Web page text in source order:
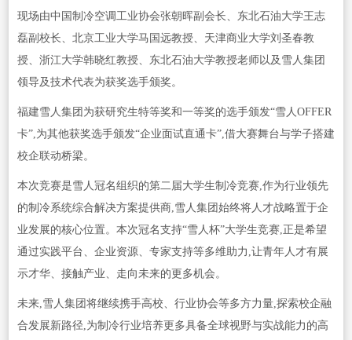
现场由中国制冷空调工业协会张朝晖副会长、东北石油大学王志
磊副校长、北京工业大学马国远教授、天津商业大学刘圣春教
授、浙江大学韩晓红教授、东北石油大学教授老师以及雪人集团
领导及技术代表为获奖选手颁奖。
福建雪人集团为获研究生特等奖和一等奖的选手颁发“雪人OFFER
卡”,为其他获奖选手颁发“企业面试直通卡”,借大赛舞台与学子搭建
校企联动桥梁。
本次竞赛是雪人冠名组织的第二届大学生制冷竞赛,作为行业领先
的制冷系统综合解决方案提供商,雪人集团始终将人才战略置于企
业发展的核心位置。本次冠名支持“雪人杯”大学生竞赛,正是希望
通过实践平台、企业资源、专家支持等多维助力,让青年人才有展
示才华、接触产业、走向未来的更多机会。
未来,雪人集团将继续携手高校、行业协会等多方力量,探索校企融
合发展新路径,为制冷行业培养更多具备全球视野与实战能力的高